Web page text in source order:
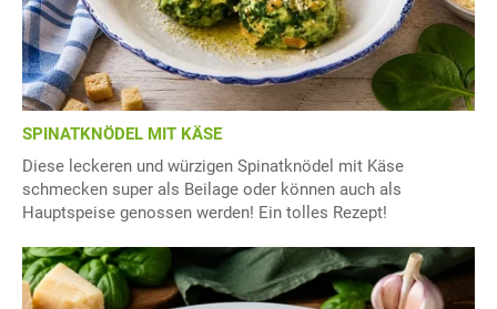
SPINATKNÖDEL MIT KÄSE
Diese leckeren und würzigen Spinatknödel mit Käse
schmecken super als Beilage oder können auch als
Hauptspeise genossen werden! Ein tolles Rezept!